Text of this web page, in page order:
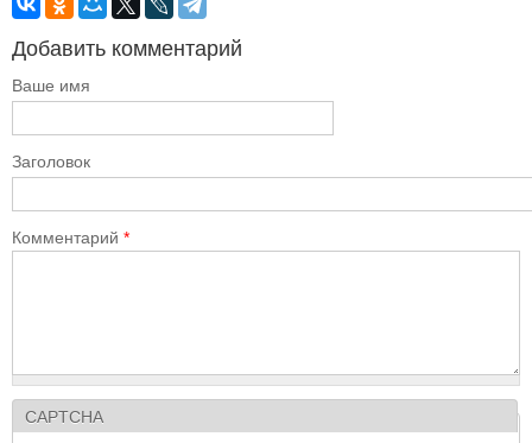
Добавить комментарий
Ваше имя
Заголовок
Комментарий *
CAPTCHA